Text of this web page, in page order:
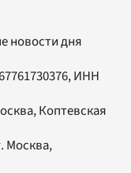
новости дня
ИНН
Коптевская
Москва,